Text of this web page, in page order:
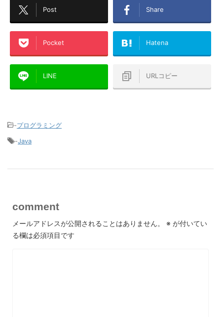
Post Share
Pocket Hatena
LINE URLコピー
-プログラミング
-Java
comment
メールアドレスが公開されることはありません。 ※ が付いてい
る欄は必須項目です